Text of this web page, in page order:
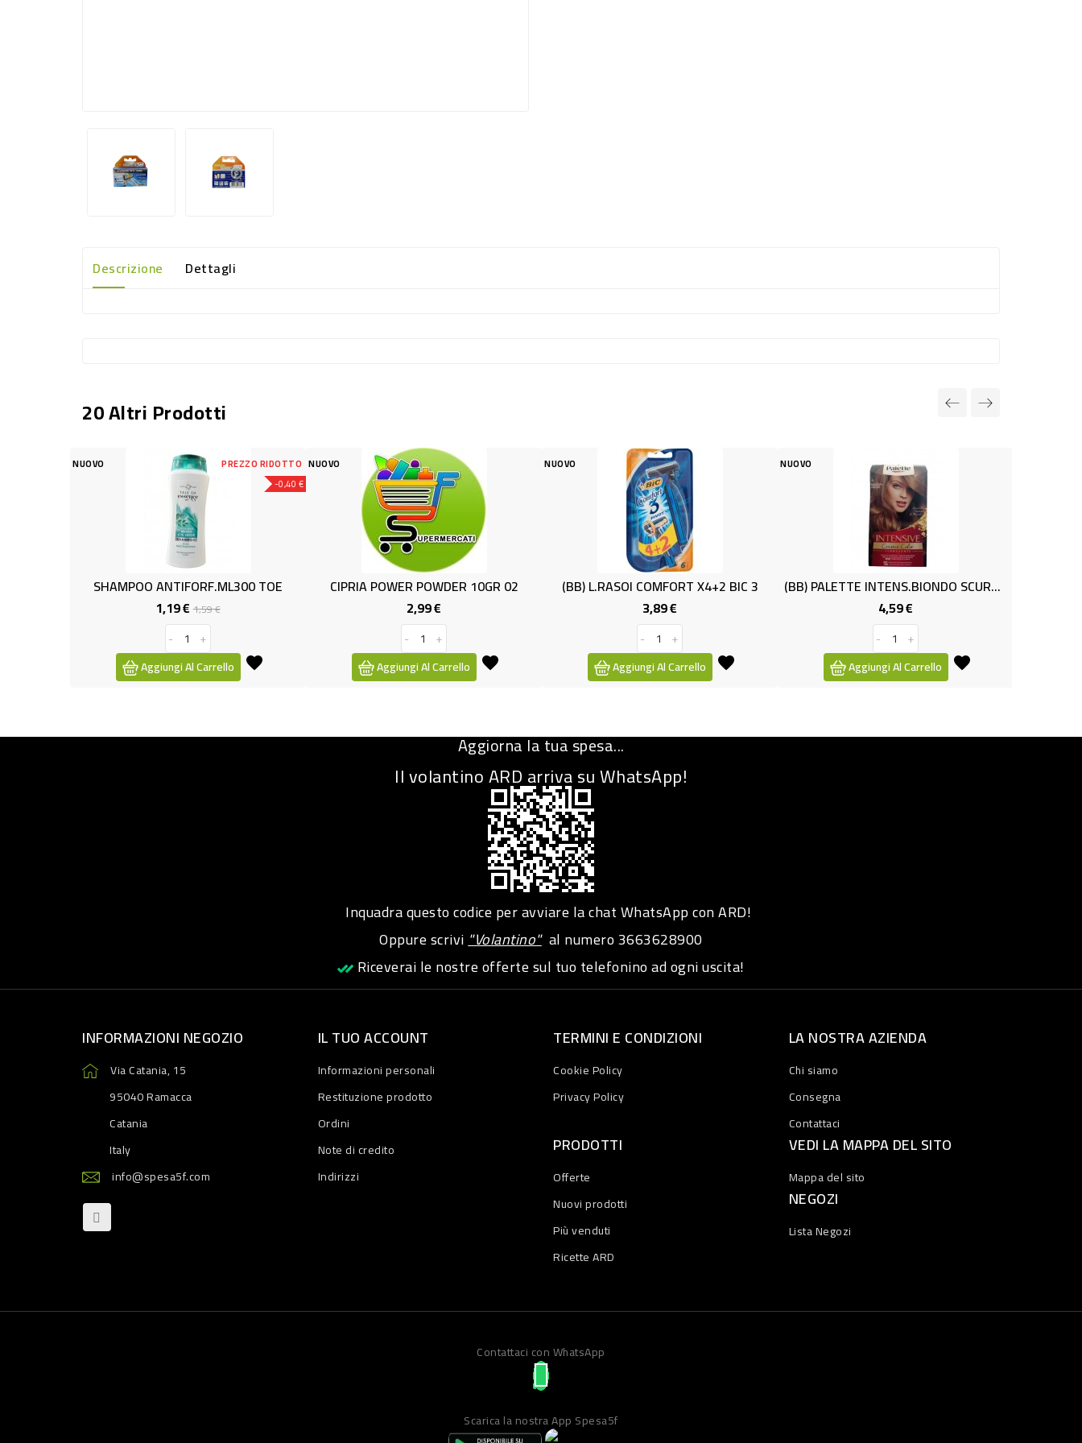
Descrizione Dettagli
20 Altri Prodotti
PREZZO RIDOTTO
ANTIFORF.ML300 TOE
NUOVO
CIPRIA POWER POWDER 10GR 02
Aggiungi Al Carrello
NUOVO
(BB) L.RASOI COMFORT X4+2 BIC 3
Aggiungi Al Carrello
NUOVO
(BB) PALETTE INTENS.BIONDO SCURO N6
Aggiungi Al Carrello
NUOVO
SAP.LIQUIDO LATTE ML 500
Aggiungi Al Carrello
Aggiorna la tua spesa...
Il volantino ARD arriva su WhatsApp!
Inquadra questo codice per avviare la chat WhatsApp con ARD!
Oppure scrivi"Volantino"al numero3663628900
Riceverai le nostre offerte sul tuo telefonino ad ogni uscita!
INFORMAZIONI NEGOZIO
Via Catania, 15
95040 Ramacca
Catania
Italy
info@spesa5f.com
IL TUO ACCOUNT
Informazioni personali
Restituzione prodotto
Ordini
Note di credito
Indirizzi
TERMINI E CONDIZIONI
Cookie Policy
Privacy Policy
LA NOSTRA AZIENDA
Chi siamo
Consegna
Contattaci
PRODOTTI
Offerte
Nuovi prodotti
Più venduti
Ricette ARD
VEDI LA MAPPA DEL SITO
Mappa del sito
NEGOZI
Lista Negozi
Contattaci con WhatsApp
Scarica la nostra App Spesa5f